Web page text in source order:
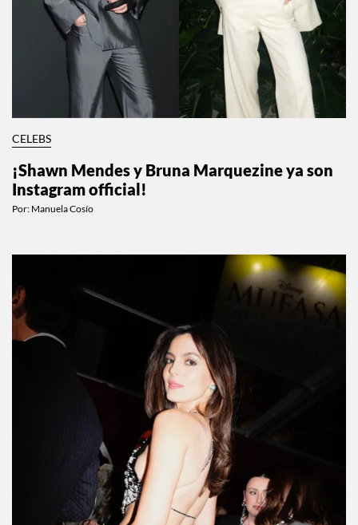
CELEBS
¡Shawn Mendes y Bruna Marquezine ya son
Instagram official!
Por: Manuela Cosío